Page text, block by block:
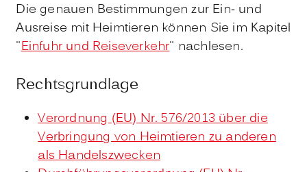
Die genauen Bestimmungen zur Ein- und
Ausreise mit Heimtieren können Sie im Kapitel
"Einfuhr und Reiseverkehr" nachlesen.
Rechtsgrundlage
Verordnung (EU) Nr. 576/2013 über die
Verbringung von Heimtieren zu anderen
als Handelszwecken